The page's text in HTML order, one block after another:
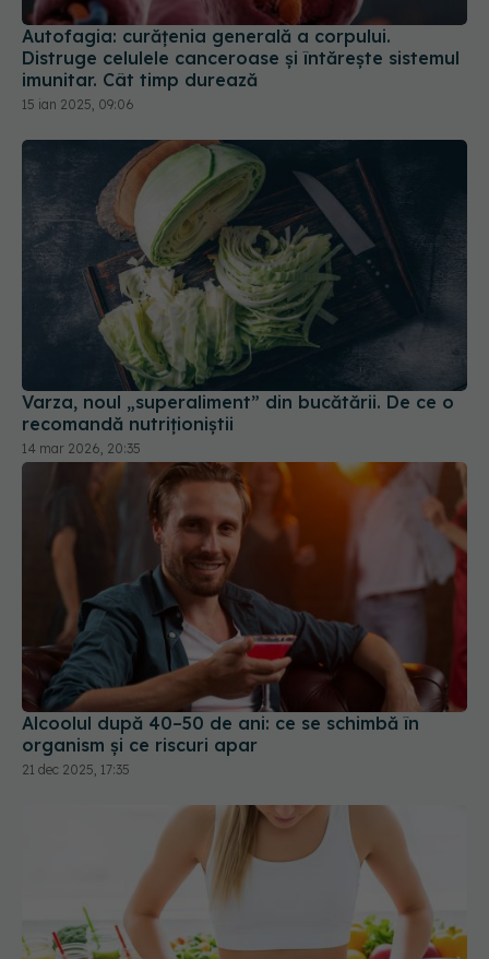
Autofagia: curățenia generală a corpului.
Distruge celulele canceroase și întărește sistemul
imunitar. Cât timp durează
15 ian 2025, 09:06
Varza, noul „superaliment” din bucătării. De ce o
recomandă nutriționiștii
14 mar 2026, 20:35
Alcoolul după 40–50 de ani: ce se schimbă în
organism și ce riscuri apar
21 dec 2025, 17:35